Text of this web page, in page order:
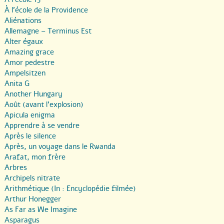
À l’école de la Providence
Aliénations
Allemagne – Terminus Est
Alter égaux
Amazing grace
Amor pedestre
Ampelsitzen
Anita G
Another Hungary
Août (avant l’explosion)
Apicula enigma
Apprendre à se vendre
Après le silence
Après, un voyage dans le Rwanda
Arafat, mon frère
Arbres
Archipels nitrate
Arithmétique (In : Encyclopédie filmée)
Arthur Honegger
As Far as We Imagine
Asparagus